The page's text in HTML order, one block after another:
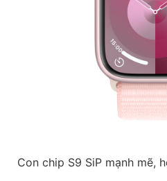
Con chip S9 SiP mạnh mẽ,